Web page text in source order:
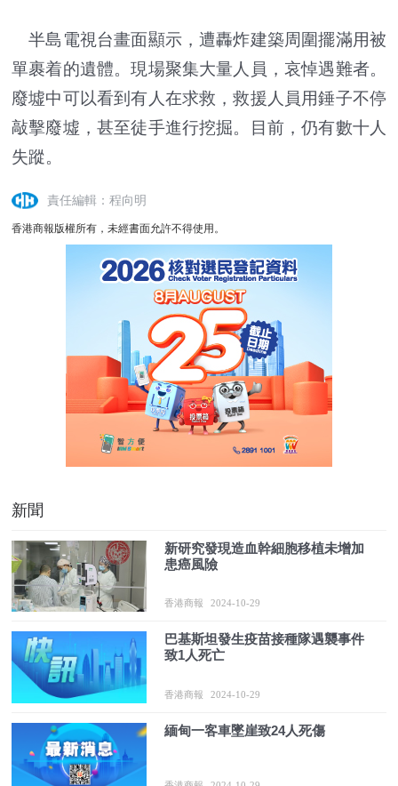
半島電視台畫面顯示，遭轟炸建築周圍擺滿用被
單裹着的遺體。現場聚集大量人員，哀悼遇難者。
廢墟中可以看到有人在求救，救援人員用錘子不停
敲擊廢墟，甚至徒手進行挖掘。目前，仍有數十人
失蹤。
責任編輯：程向明
香港商報版權所有，未經書面允許不得使用。
新聞
新研究發現造血幹細胞移植未增加
患癌風險
香港商報 2024-10-29
巴基斯坦發生疫苗接種隊遇襲事件
致1人死亡
香港商報 2024-10-29
緬甸一客車墜崖致24人死傷